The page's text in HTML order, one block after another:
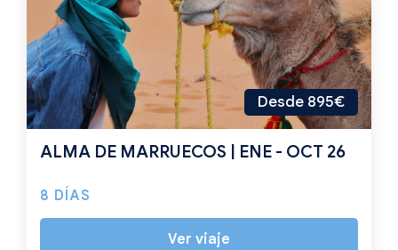
Desde 895€
ALMA DE MARRUECOS | ENE - OCT 26
8 DÍAS
Ver viaje